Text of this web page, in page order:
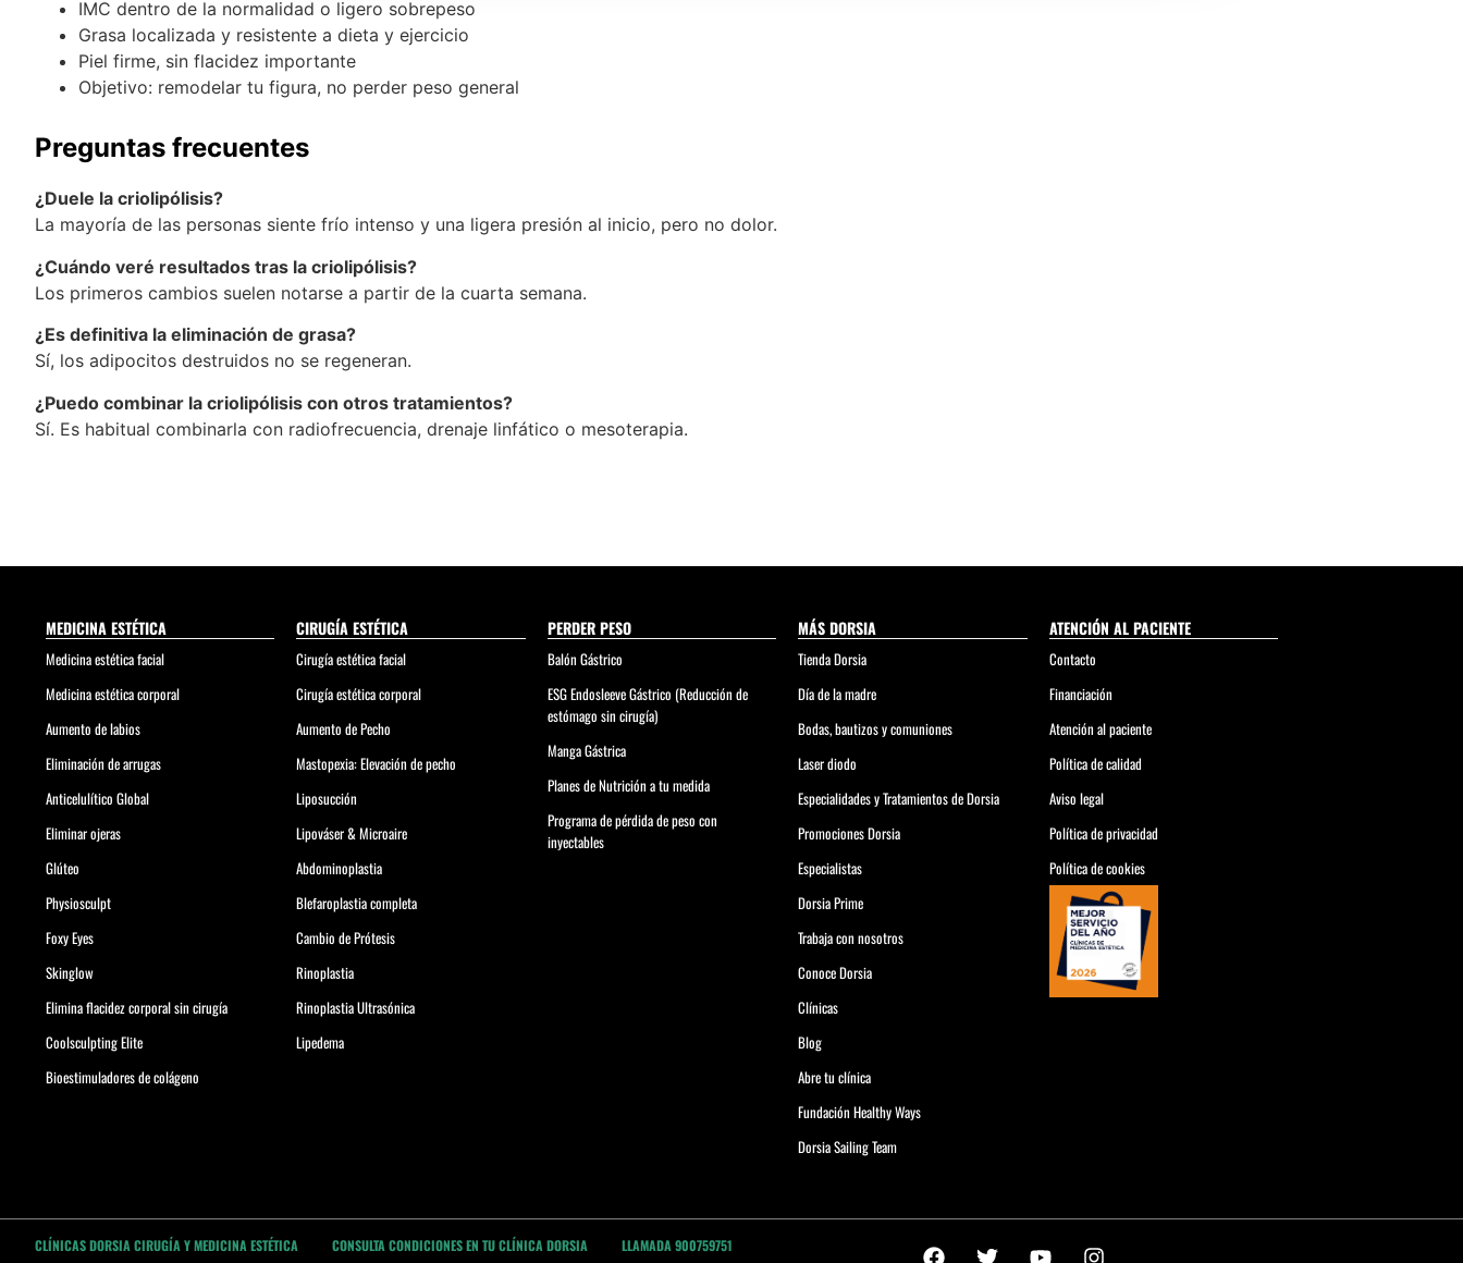
IMC dentro de la normalidad o ligero sobrepeso
Grasa localizada y resistente a dieta y ejercicio
Piel firme, sin flacidez importante
Objetivo: remodelar tu figura, no perder peso general
Preguntas frecuentes
¿Duele la criolipólisis?
La mayoría de las personas siente frío intenso y una ligera presión al inicio, pero no dolor.
¿Cuándo veré resultados tras la criolipólisis?
Los primeros cambios suelen notarse a partir de la cuarta semana.
¿Es definitiva la eliminación de grasa?
Sí, los adipocitos destruidos no se regeneran.
¿Puedo combinar la criolipólisis con otros tratamientos?
Sí. Es habitual combinarla con radiofrecuencia, drenaje linfático o mesoterapia.
MEDICINA ESTÉTICA
Medicina estética facial
Medicina estética corporal
Aumento de labios
Eliminación de arrugas
Anticelulítico Global
Eliminar ojeras
Glúteo
Physiosculpt
Foxy Eyes
Skinglow
Elimina flacidez corporal sin cirugía
Coolsculpting Elite
Bioestimuladores de colágeno
CIRUGÍA ESTÉTICA
Cirugía estética facial
Cirugía estética corporal
Aumento de Pecho
Mastopexia: Elevación de pecho
Liposucción
Lipováser & Microaire
Abdominoplastia
Blefaroplastia completa
Cambio de Prótesis
Rinoplastia
Rinoplastia Ultrasónica
Lipedema
PERDER PESO
Balón Gástrico
ESG Endosleeve Gástrico (Reducción de
estómago sin cirugía)
Manga Gástrica
Planes de Nutrición a tu medida
Programa de pérdida de peso con
inyectables
MÁS DORSIA
Tienda Dorsia
Día de la madre
Bodas, bautizos y comuniones
Laser diodo
Especialidades y Tratamientos de Dorsia
Promociones Dorsia
Especialistas
Dorsia Prime
Trabaja con nosotros
Conoce Dorsia
Clínicas
Blog
Abre tu clínica
Fundación Healthy Ways
Dorsia Sailing Team
ATENCIÓN AL PACIENTE
Contacto
Financiación
Atención al paciente
Política de calidad
Aviso legal
Política de privacidad
Política de cookies
CLÍNICAS DORSIA CIRUGÍA Y MEDICINA ESTÉTICA CONSULTA CONDICIONES EN TU CLÍNICA DORSIA LLAMADA 900759751